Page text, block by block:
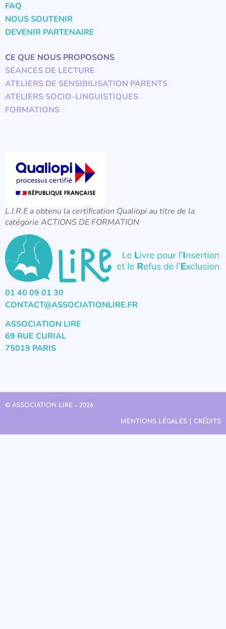
FAQ
NOUS SOUTENIR
DEVENIR PARTENAIRE
CE QUE NOUS PROPOSONS
SÉANCES DE LECTURE
ATELIERS DE SENSIBILISATION PARENTS
ATELIERS SOCIO-LINGUISTIQUES
FORMATIONS
L.I.R.E a obtenu la certification Qualiopi au titre de la
catégorie ACTIONS DE FORMATION
01 40 09 01 30
CONTACT@ASSOCIATIONLIRE.FR
ASSOCIATION LIRE
69 RUE CURIAL
75019 PARIS
© ASSOCIATION LIRE - 2026
MENTIONS LÉGALES | CRÉDITS